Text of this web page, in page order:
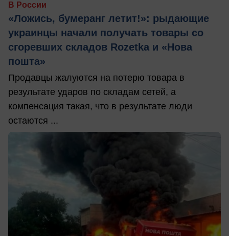
В России
«Ложись, бумеранг летит!»: рыдающие
украинцы начали получать товары со
сгоревших складов Rozetka и «Нова
пошта»
Продавцы жалуются на потерю товара в
результате ударов по складам сетей, а
компенсация такая, что в результате люди
остаются ...